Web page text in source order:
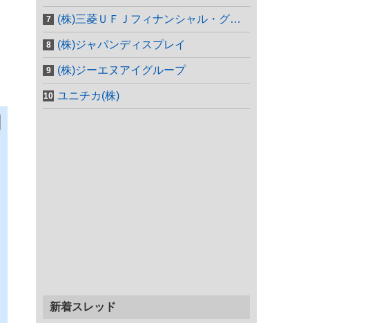
(株)三菱ＵＦＪフィナンシャル・グループ
(株)ジャパンディスプレイ
(株)ジーエヌアイグループ
ユニチカ(株)
新着スレッド